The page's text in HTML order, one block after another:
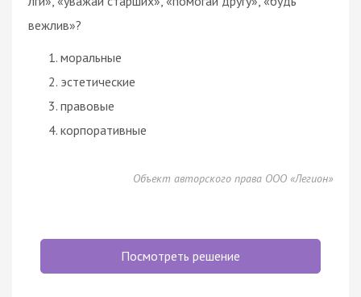
вежлив»?
моральные
эстетические
правовые
корпоративные
Объект авторского права ООО «Легион»
Посмотреть решение